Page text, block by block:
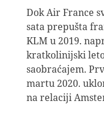
Dok Air France
sata prepušta
KLM u 2019.
kratkolinijski
saobraćajem.
martu 2020.
na relaciji